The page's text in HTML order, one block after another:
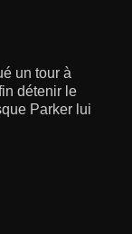
un tour à
détenir le
Parker lui